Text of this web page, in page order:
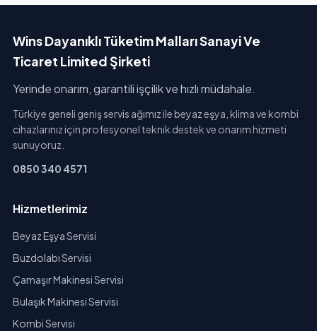
Wins Dayanıklı Tüketim Malları Sanayi Ve
Ticaret Limited Şirketi
Yerinde onarım, garantili işçilik ve hızlı müdahale.
Türkiye geneli geniş servis ağımız ile beyaz eşya, klima ve kombi
cihazlarınız için profesyonel teknik destek ve onarım hizmeti
sunuyoruz.
0850 340 4571
Hizmetlerimiz
Beyaz Eşya Servisi
Buzdolabı Servisi
Çamaşır Makinesi Servisi
Bulaşık Makinesi Servisi
Kombi Servisi